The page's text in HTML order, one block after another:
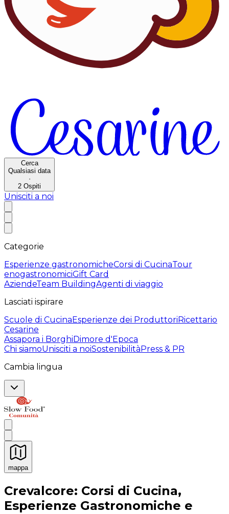
Cerca
Qualsiasi data
·
2 Ospiti
Unisciti a noi
Categorie
Esperienze gastronomicheCorsi di CucinaTour
enogastronomiciGift Card
AziendeTeam BuildingAgenti di viaggio
Lasciati ispirare
Scuole di CucinaEsperienze dei ProduttoriRicettario
Cesarine
Assapora i BorghiDimore d'Epoca
Chi siamoUnisciti a noiSostenibilitàPress & PR
Cambia lingua
mappa
Esperienze culinarie indimenticabili: Esperienze
Crevalcore: Corsi di Cucina,
Esperienze Gastronomiche e